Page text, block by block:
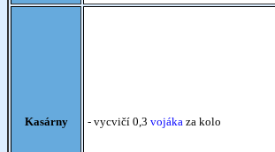
Kasárny - vycvičí 0,3 vojáka za kolo